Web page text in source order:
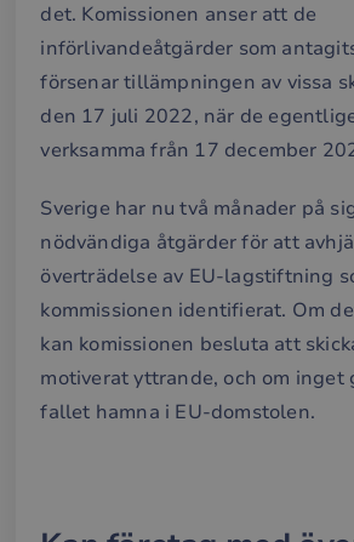
det. Komissionen anser att de
införlivandeåtgärder som
försenar tillämpningen av vissa
den 17 juli 2022, när de
verksamma från 17 december
Sverige har nu två månader på
nödvändiga åtgärder för att
överträdelse av EU-lagstiftning
kommissionen identifierat. Om
kan komissionen besluta att
motiverat yttrande, och om inget
fallet hamna i EU-domstolen.